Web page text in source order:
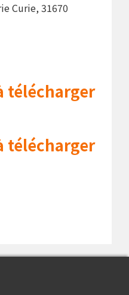
Curie, 31670
télécharger
télécharger